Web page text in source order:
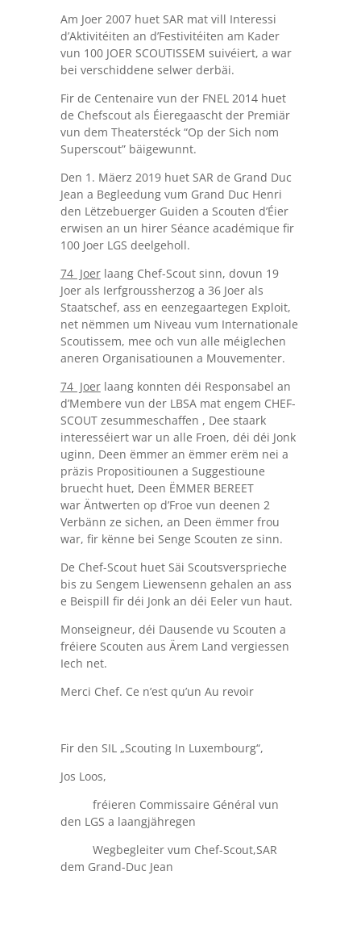
Am Joer 2007 huet SAR mat vill Interessi
d’Aktivitéiten an d’Festivitéiten am Kader
vun 100 JOER SCOUTISSEM suivéiert, a war
bei verschiddene selwer derbäi.
Fir de Centenaire vun der FNEL 2014 huet
de Chefscout als Éieregaascht der Premiär
vun dem Theaterstéck “Op der Sich nom
Superscout” bäigewunnt.
Den 1. Mäerz 2019 huet SAR de Grand Duc
Jean a Begleedung vum Grand Duc Henri
den Lëtzebuerger Guiden a Scouten d’Éier
erwisen an un hirer Séance académique fir
100 Joer LGS deelgeholl.
74 Joerlaang Chef-Scout sinn, dovun 19
Joer als Ierfgroussherzog a 36 Joer als
Staatschef, ass en eenzegaartegen Exploit,
net nëmmen um Niveau vum Internationale
Scoutissem, mee och vun alle méiglechen
aneren Organisatiounen a Mouvementer.
74 Joerlaang konnten déi Responsabel an
d’Membere vun der LBSA mat engem CHEF-
SCOUT zesummeschaffen , Dee staark
interesséiert war un alle Froen, déi déi Jonk
uginn, Deen ëmmer an ëmmer erëm nei a
präzis Propositiounen a Suggestioune
bruecht huet, Deen ËMMER BEREET
war Äntwerten op d’Froe vun deenen 2
Verbänn ze sichen, an Deen ëmmer frou
war, fir kënne bei Senge Scouten ze sinn.
De Chef-Scout huet Säi Scoutsversprieche
bis zu Sengem Liewensenn gehalen an ass
e Beispill fir déi Jonk an déi Eeler vun haut.
Monseigneur, déi Dausende vu Scouten a
fréiere Scouten aus Ärem Land vergiessen
Iech net.
Merci Chef. Ce n’est qu’un Au revoir
Fir den SIL „Scouting In Luxembourg“,
Jos Loos,
fréieren Commissaire Général vun
den LGS a laangjähregen
Wegbegleiter vum Chef-Scout,SAR
dem Grand-Duc Jean